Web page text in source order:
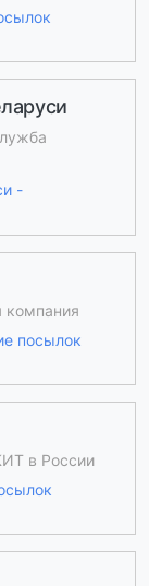
-
компания
посылок
в России